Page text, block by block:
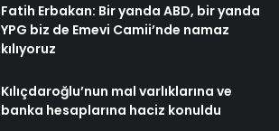
Fatih Erbakan: Bir yanda ABD, bir yanda
YPG biz de Emevi Camii’nde namaz
kılıyoruz
Kılıçdaroğlu’nun mal varlıklarına ve
banka hesaplarına haciz konuldu